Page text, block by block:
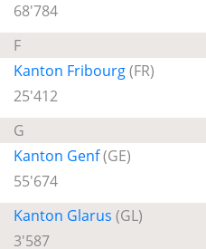
68'784
F
Kanton Fribourg(FR)
25'412
G
Kanton Genf(GE)
55'674
Kanton Glarus (GL)
3'587